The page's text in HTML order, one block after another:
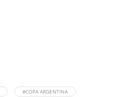
#COPA ARGENTINA